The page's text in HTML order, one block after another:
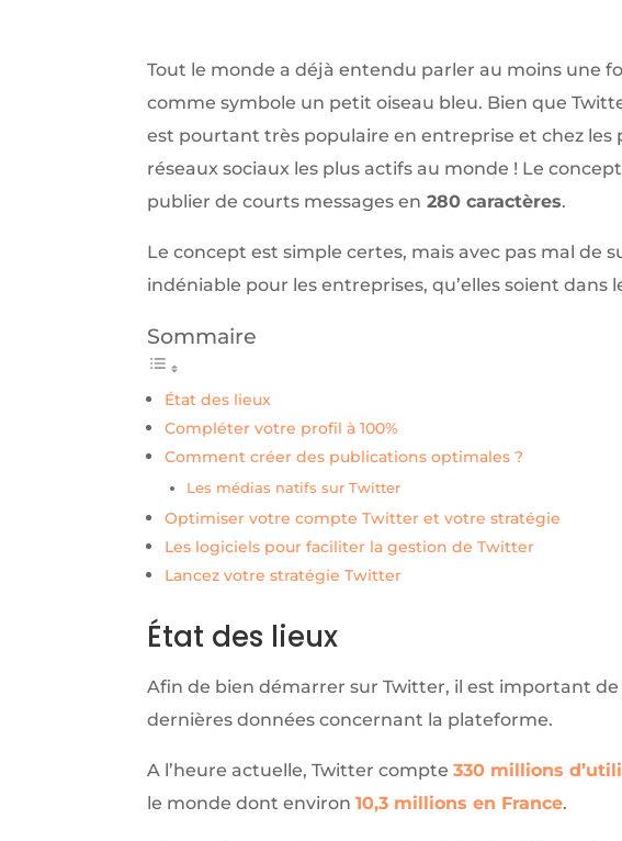
Tout le monde a déjà entendu parler au moins une
comme symbole un petit oiseau bleu. Bien que
est pourtant très populaire en entreprise et chez les
réseaux sociaux les plus actifs au monde ! Le
publier de courts messages en 280 caractères.
Le concept est simple certes, mais avec pas mal de
indéniable pour les entreprises, qu’elles soient dans
Sommaire
État des lieux
Compléter votre profil à 100%
Comment créer des publications optimales ?
Les médias natifs sur Twitter
Optimiser votre compte Twitter et votre stratégie
Les logiciels pour faciliter la gestion de Twitter
Lancez votre stratégie Twitter
État des lieux
Afin de bien démarrer sur Twitter, il est important
dernières données concernant la plateforme.
A l’heure actuelle, Twitter compte330 millions
le monde dont environ10,3 millions en France.